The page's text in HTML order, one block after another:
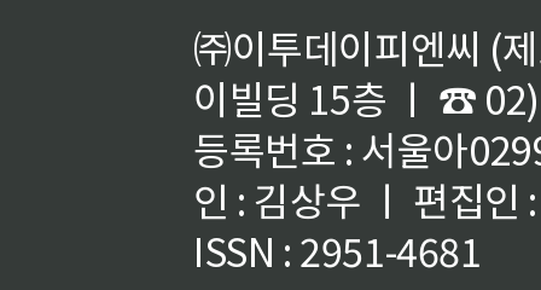
㈜이투데이피엔씨 (
이빌딩 15층 ㅣ ☎
등록번호 : 서울아
인 : 김상우 ㅣ 편집인
ISSN : 2951-4681